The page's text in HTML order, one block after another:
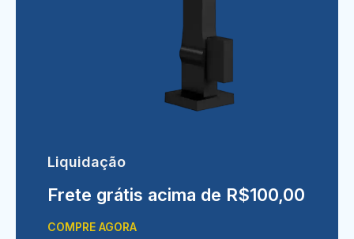
Liquidação
Frete grátis acima de R$100,00
COMPRE AGORA